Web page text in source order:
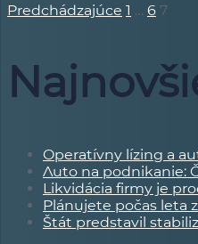
Predchádzajúce 1 … 6 7
Operatívny lízing a
Auto na podnikanie:
Likvidácia firmy je
Plánujete počas leta
Štát predstavil